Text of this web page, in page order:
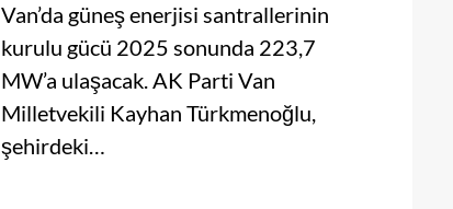
Van’da güneş enerjisi santrallerinin
kurulu gücü 2025 sonunda 223,7
MW’a ulaşacak. AK Parti Van
Milletvekili Kayhan Türkmenoğlu,
şehirdeki…